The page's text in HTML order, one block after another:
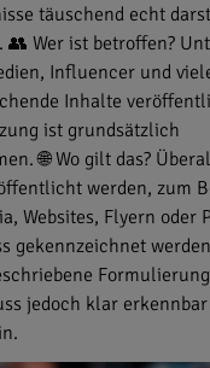
täuschend echt
👥 Wer ist betroffen?
Influencer und
Inhalte
ist grundsätzlich
🌐 Wo gilt das?
werden, zum
Websites, Flyern oder
gekennzeichnet
jedoch klar